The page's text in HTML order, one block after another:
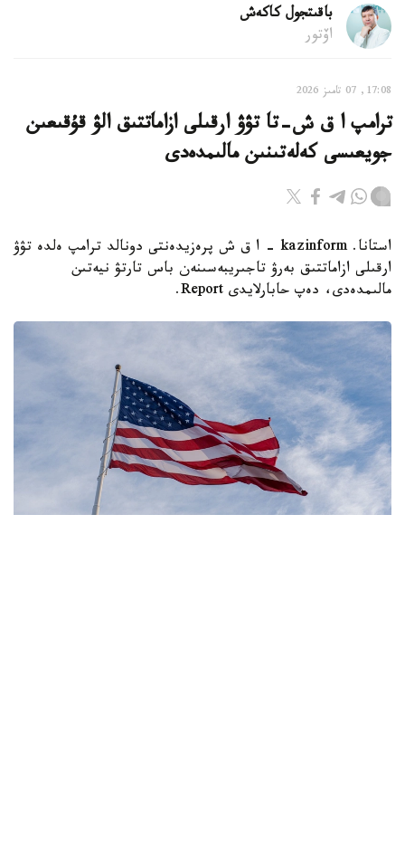
باقىتجول كاكەش
اۆتور
17:08, 07 تامىز 2026
ترامپ ا ق ش-تا تۋۋ ارقىلى ازاماتتىق الۋ قۇقىعىن
جويعىسى كەلەتىنىن مالىمدەدى
استانا. kazinform - ا ق ش پرەزيدەنتى دونالد ترامپ ەلدە تۋۋ
ارقىلى ازاماتتىق بەرۋ تاجىريبەسىنەن باس تارتۋ نيەتىن
مالىمدەدى، دەپ حابارلايدى Report.